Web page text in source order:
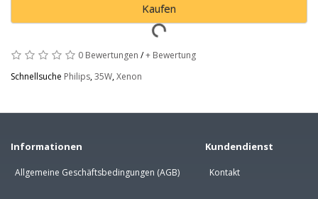
Kaufen
0 Bewertungen /+ Bewertung
Schnellsuche Philips,35W,Xenon
Informationen
Allgemeine Geschäftsbedingungen (AGB)
Kundendienst
Kontakt